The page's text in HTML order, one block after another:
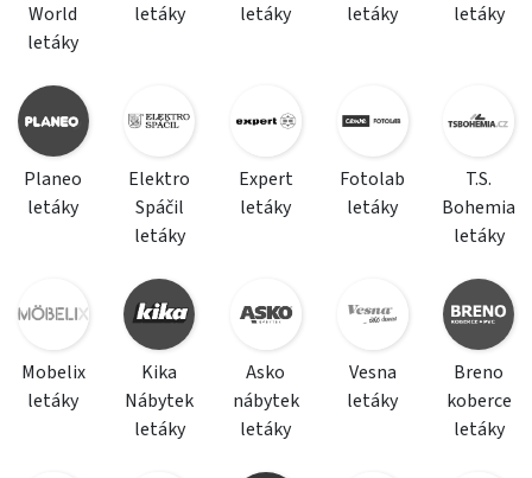
World
letáky
letáky
letáky
letáky
letáky
Planeo
letáky
Elektro
Spáčil
letáky
Expert
letáky
Fotolab
letáky
T.S.
Bohemia
letáky
Mobelix
letáky
Kika
Nábytek
letáky
Asko
nábytek
letáky
Vesna
letáky
Breno
koberce
letáky